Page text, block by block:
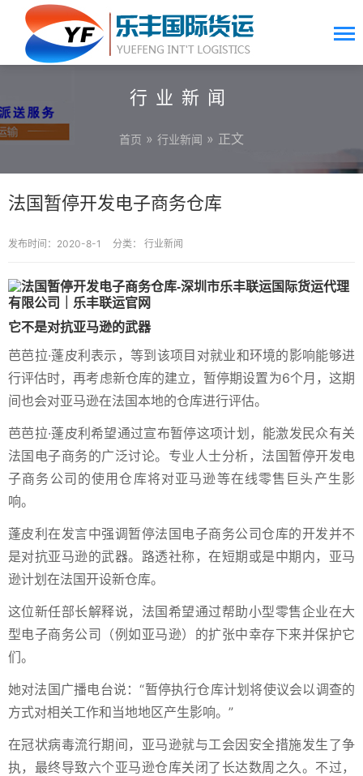
行业新闻
首页 » 行业新闻 » 正文
法国暂停开发电子商务仓库
发布时间：2020-8-1 分类： 行业新闻
它不是对抗亚马逊的武器
芭芭拉·蓬皮利表示，等到该项目对就业和环境的影响能够进
行评估时，再考虑新仓库的建立，暂停期设置为6个月，这期
间也会对亚马逊在法国本地的仓库进行评估。
芭芭拉·蓬皮利希望通过宣布暂停这项计划，能激发民众有关
法国电子商务的广泛讨论。专业人士分析，法国暂停开发电
子商务公司的使用仓库将对亚马逊等在线零售巨头产生影
响。
蓬皮利在发言中强调暂停法国电子商务公司仓库的开发并不
是对抗亚马逊的武器。路透社称，在短期或是中期内，亚马
逊计划在法国开设新仓库。
这位新任部长解释说，法国希望通过帮助小型零售企业在大
型电子商务公司（例如亚马逊）的扩张中幸存下来并保护它
们。
她对法国广播电台说：“暂停执行仓库计划将使议会以调查的
方式对相关工作和当地地区产生影响。”
在冠状病毒流行期间，亚马逊就与工会因安全措施发生了争
执，最终导致六个亚马逊仓库关闭了长达数周之久。不过，